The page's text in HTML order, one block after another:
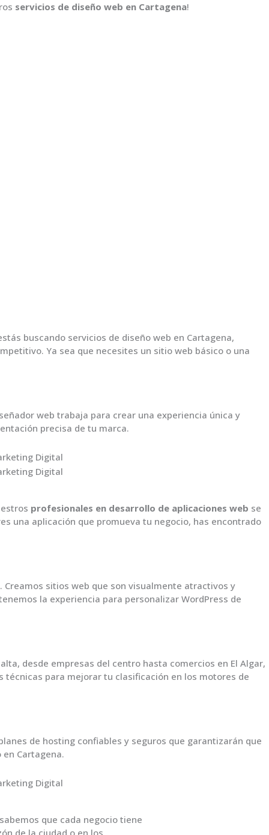
servicios de diseño web en Cartagena!
buscando servicios de diseño web en Cartagena,
Ya sea que necesites un sitio web básico o una
web trabaja para crear una experiencia única y
precisa de tu marca.
profesionales en desarrollo de aplicaciones web se
una aplicación que promueva tu negocio, has encontrado
sitios web que son visualmente atractivos y
la experiencia para personalizar WordPress de
desde empresas del centro hasta comercios en El Algar,
técnicas para mejorar tu clasificación en los motores de
de hosting confiables y seguros que garantizarán que
Cartagena.
que cada negocio tiene